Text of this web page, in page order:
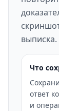
выписка.
Что
ответ
и